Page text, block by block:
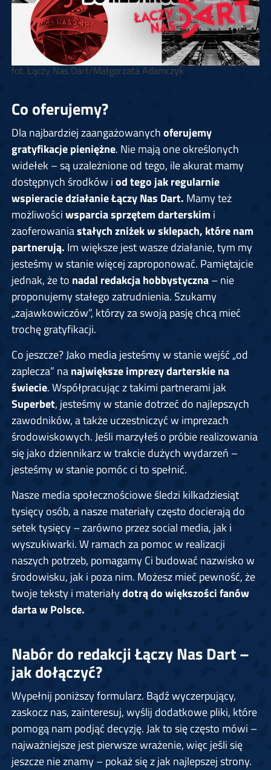
fot. Łączy Nas Dart/Małgorzata Adamczyk
Co oferujemy?
Dla najbardziej zaangażowanychoferujemy
gratyfikacje pieniężne. Nie mają one określonych
widełek – są uzależnione od tego, ile akurat mamy
dostępnych środków iod tego jak regularnie
wspieracie działanie Łączy Nas Dart. Mamy też
możliwościwsparcia sprzętem darterskim i
zaoferowaniastałych zniżek w sklepach, które nam
partnerują. Im większe jest wasze działanie, tym my
jesteśmy w stanie więcej zaproponować. Pamiętajcie
jednak, że to nadal redakcja hobbystyczna– nie
proponujemy stałego zatrudnienia. Szukamy
„zajawkowiczów”, którzy za swoją pasję chcą mieć
trochę gratyfikacji.
Co jeszcze? Jako media jesteśmy w stanie wejść „od
zaplecza” nanajwiększe imprezy darterskie na
świecie. Współpracując z takimi partnerami jak
Superbet, jesteśmy w stanie dotrzeć do najlepszych
zawodników, a także uczestniczyć w imprezach
środowiskowych. Jeśli marzyłeś o próbie realizowania
się jako dziennikarz w trakcie dużych wydarzeń –
jesteśmy w stanie pomóc ci to spełnić.
Nasze media społecznościowe śledzi kilkadziesiąt
tysięcy osób, a nasze materiały często docierają do
setek tysięcy – zarówno przez social media, jak i
wyszukiwarki. W ramach za pomoc w realizacji
naszych potrzeb, pomagamy Ci budować nazwisko w
środowisku, jak i poza nim. Możesz mieć pewność, że
twoje teksty i materiałydotrą do większości fanów
darta w Polsce.
Nabór do redakcji Łączy Nas Dart –
jak dołączyć?
Wypełnij poniższy formularz. Bądź wyczerpujący,
zaskocz nas, zainteresuj, wyślij dodatkowe pliki, które
pomogą nam podjąć decyzję. Jak to się często mówi –
najważniejsze jest pierwsze wrażenie, więc jeśli się
jeszcze nie znamy – pokaż się z jak najlepszej strony.